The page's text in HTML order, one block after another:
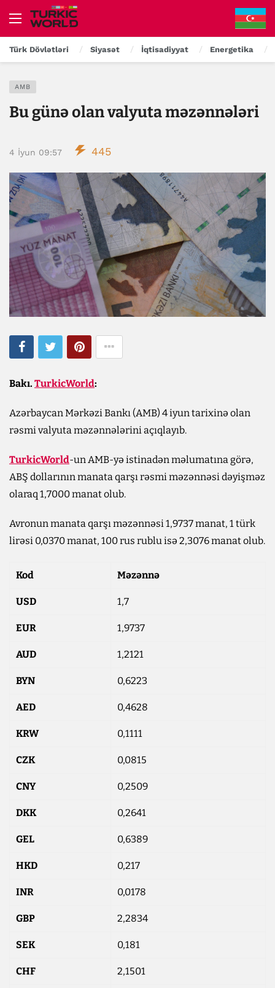
Türk Dövlətləri Siyasət İqtisadiyyat Energetika
AMB
Bu günə olan valyuta məzənnələri
4 İyun 09:57 445
Bakı. TurkicWorld:
Azərbaycan Mərkəzi Bankı (AMB) 4 iyun tarixinə olan
rəsmi valyuta məzənnələrini açıqlayıb.
TurkicWorld-un AMB-yə istinadən məlumatına görə,
ABŞ dollarının manata qarşı rəsmi məzənnəsi dəyişməz
olaraq 1,7000 manat olub.
Avronun manata qarşı məzənnəsi 1,9737 manat, 1 türk
lirəsi 0,0370 manat, 100 rus rublu isə 2,3076 manat olub.
Kod Məzənnə
USD 1,7
EUR 1,9737
AUD 1,2121
BYN 0,6223
AED 0,4628
KRW 0,1111
CZK 0,0815
CNY 0,2509
DKK 0,2641
GEL 0,6389
HKD 0,217
INR 0,0178
GBP 2,2834
SEK 0,181
CHF 2,1501